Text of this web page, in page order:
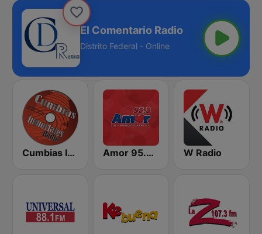
El Comentario Radio
Distrito Federal - Online
Cumbias Inmortales Radio Amor 95.3 FM W Radio